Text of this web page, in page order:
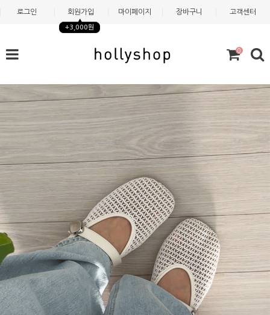
로그인 회원가입
+3,000원
마이페이지 장바구니 고객센터
0